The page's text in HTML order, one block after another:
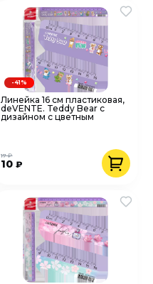
Линейка 16 см пластиковая,
deVENTE. Teddy Bear с
дизайном с цветным
10₽
17 ₽
-41%